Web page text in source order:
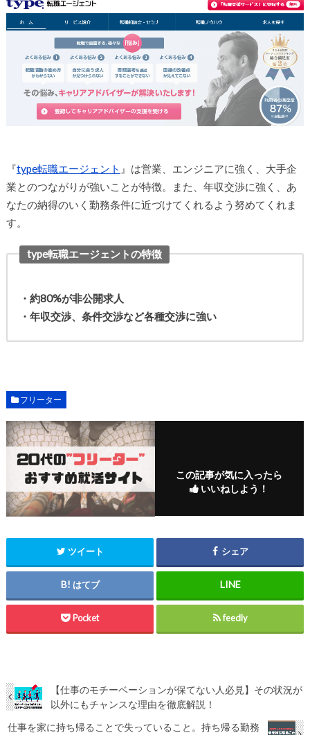
『type転職エージェント 』は営業、エンジニアに強く、大手企
業とのつながりが強いことが特徴。また、年収交渉に強く、あ
なたの納得のいく勤務条件に近づけてくれるよう努めてくれま
す。
type転職エージェントの特徴
・約80%が非公開求人
・年収交渉、条件交渉など各種交渉に強い
フリーター
この記事が気に入ったら
いいねしよう！
ツイート シェア
はてブ
Pocket feedly
【仕事のモチーベーションが保てない人必見】その状況が
以外にもチャンスな理由を徹底解説！
仕事を家に持ち帰ることで失っていること。持ち帰る勤務